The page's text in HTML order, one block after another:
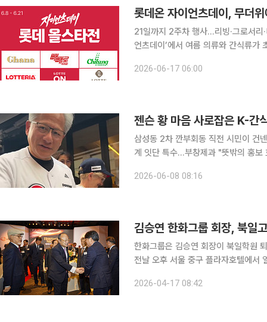
롯데온 자이언츠데이, 무더
21일까지 2주차 행사…리빙·그로서리·디지털가전 쿠폰
언츠데이’에서 여름 의류와 간식류
온에 따르면 ‘2026 자이언츠데이’ 행
2026-06-17 06:00
젠슨 황 마음 사로잡은 K-간
삼성동 2차 깐부회동 직전 시민이 건
계 잇단 특수…부창제과 "뜻밖의 홍보 효과" 방한 중인 젠슨 황 엔비디아 최고경영자
2026-06-08 08:16
김승연 한화그룹 회장, 북일
한화그룹은 김승연 회장이 북일학원
전날 오후 서울 중구 플라자호텔에서
다. 김 회장은 “북일고 개교 50주년
2026-04-17 08:42